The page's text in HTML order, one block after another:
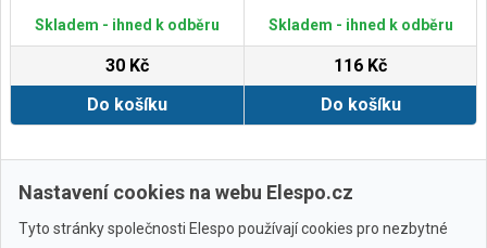
Skladem - ihned k odběru
30 Kč
Do košíku
Skladem - ihned k odběru
116 Kč
Do košíku
Zobrazit další
Nastavení cookies na webu Elespo.cz
Tyto stránky společnosti Elespo používají cookies pro nezbytné